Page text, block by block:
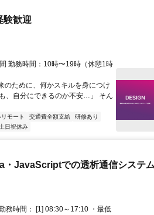
験歓迎
勤務時間：10時〜19時（休憩1時
のために、何かスキルを身につけ
、自分にできるのか不安…」 そん
リモート 交通費全額支給
研修あり
土日祝休み
・JavaScriptでの透析通信システ
務時間： [1] 08:30～17:10 ・最低